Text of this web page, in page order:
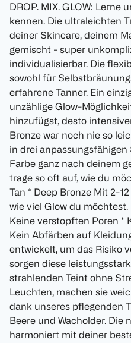
DROP. MIX. GLOW: Lerne
kennen. Die ultraleichten
deiner Skincare, deinem
gemischt - super
individualisierbar. Die
sowohl für
erfahrene Tanner. Ein
unzählige Glow-
hinzufügst, desto
Bronze war noch nie so
in drei
Farbe ganz nach deinem
trage so oft auf, wie du
Tan * Deep Bronze Mit 2-
wie viel Glow du
Keine verstopften Poren *
Kein Abfärben auf
entwickelt, um das Risiko
sorgen diese
strahlenden Teint ohne
Leuchten, machen sie
dank unseres pflegenden
Beere und Wacholder. Die
harmoniert mit deiner